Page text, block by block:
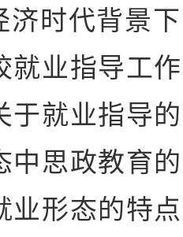
济时代背景
就业指导工
于就业指导
中思政教育
业形态的特